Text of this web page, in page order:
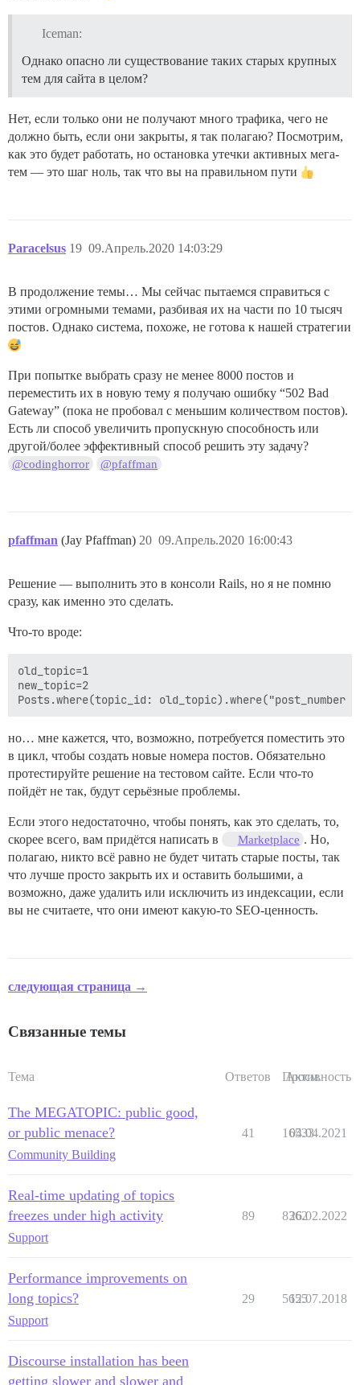
Iceman:
Однако опасно ли существование таких старых крупных
тем для сайта в целом?
Нет, если только они не получают много трафика, чего не
должно быть, если они закрыты, я так полагаю? Посмотрим,
как это будет работать, но остановка утечки активных мега-
тем — это шаг ноль, так что вы на правильном пути
Paracelsus 09.Апрель.2020 14:03:29
19
В продолжение темы… Мы сейчас пытаемся справиться с
этими огромными темами, разбивая их на части по 10 тысяч
постов. Однако система, похоже, не готова к нашей стратегии
При попытке выбрать сразу не менее 8000 постов и
переместить их в новую тему я получаю ошибку “502 Bad
Gateway” (пока не пробовал с меньшим количеством постов).
Есть ли способ увеличить пропускную способность или
другой/более эффективный способ решить эту задачу?
@codinghorror @pfaffman
pfaffman (Jay Pfaffman) 09.Апрель.2020 16:00:43
20
Решение — выполнить это в консоли Rails, но я не помню
сразу, как именно это сделать.
Что-то вроде:
old_topic=1
new_topic=2
но… мне кажется, что, возможно, потребуется поместить это
в цикл, чтобы создать новые номера постов. Обязательно
протестируйте решение на тестовом сайте. Если что-то
пойдёт не так, будут серьёзные проблемы.
Если этого недостаточно, чтобы понять, как это сделать, то,
скорее всего, вам придётся написать в
Marketplace . Но,
полагаю, никто всё равно не будет читать старые посты, так
что лучше просто закрыть их и оставить большими, а
возможно, даже удалить или исключить из индексации, если
вы не считаете, что они имеют какую-то SEO-ценность.
следующая страница →
Связанные темы
Тема Ответов Просм.
Активность
The MEGATOPIC: public good,
or public menace?
Community Building
41 16533
04.04.2021
Real-time updating of topics
freezes under high activity
Support
89 8362
26.02.2022
Performance improvements on
long topics?
Support
29 5655
12.07.2018
Discourse installation has been
getting slower and slower and